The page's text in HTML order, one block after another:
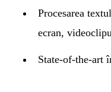
Procesarea
ecran,
State-of-the-art